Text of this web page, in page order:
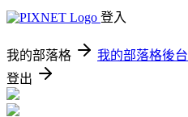
登入
我的部落格 我的部落格後台
登出